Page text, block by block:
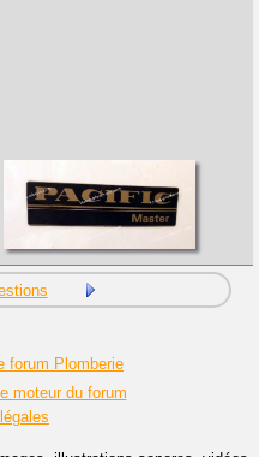
forum Plomberie
moteur du forum